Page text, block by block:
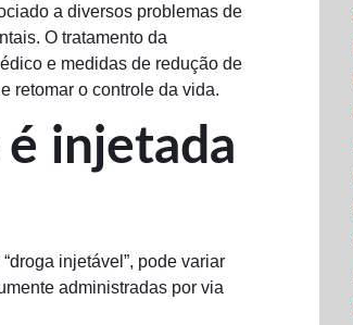
a diversos problemas de
O tratamento da
e medidas de redução de
retomar o controle da vida.
injetada
injetável”, pode variar
administradas por via